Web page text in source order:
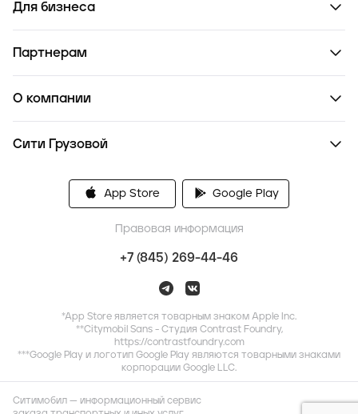
Для бизнеса
Партнерам
О компании
Сити Грузовой
App Store Google Play
Правовая информация
+7 (845) 269-44-46
*App Store является товарным знаком Apple Inc.
**Citymobil Sans - Студия Contrast Foundry,
https://contrastfoundry.com
***Google Play и логотип Google Play являются товарными знаками
корпорации Google LLC.
Ситимобил — информационный сервис